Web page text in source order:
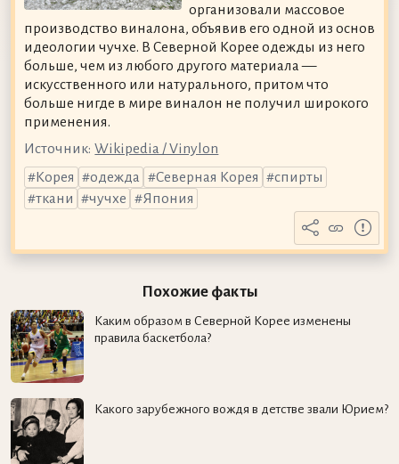
организовали массовое
производство виналона, объявив его одной из основ
идеологии чучхе. В Северной Корее одежды из него
больше, чем из любого другого материала —
искусственного или натурального, притом что
больше нигде в мире виналон не получил широкого
применения.
Источник: Wikipedia / Vinylon
Корея
одежда Северная Корея
спирты
ткани
чучхе Япония
Похожие факты
Каким образом в Северной Корее изменены
правила баскетбола?
Какого зарубежного вождя в детстве звали Юрием?